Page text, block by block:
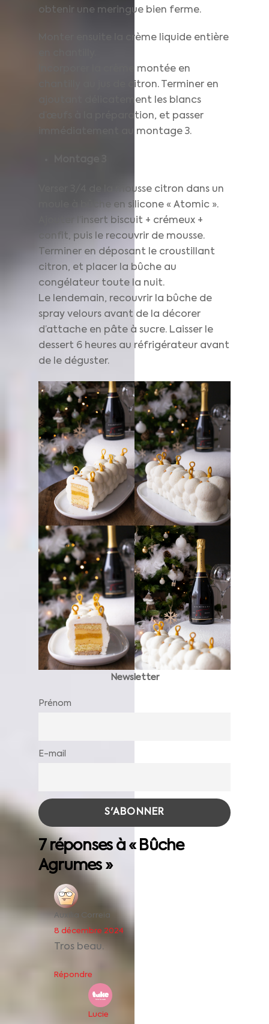
obtenir une meringue bien ferme.
Monter ensuite la crème liquide entière
Incorporer la crème montée en
chantilly au jus de citron. Terminer en
ajoutant délicatement les blancs
d’œufs à la préparation, et passer
immédiatement au montage 3.
Verser 3/4 de la mousse citron dans un
moule à bûche en silicone « Atomic ».
Ajouter l’insert biscuit + crémeux +
confit, puis le recouvrir de mousse.
Terminer en déposant le croustillant
citron, et placer la bûche au
congélateur toute la nuit.
Le lendemain, recouvrir la bûche de
spray velours avant de la décorer
d’attache en pâte à sucre. Laisser le
dessert 6 heures au réfrigérateur avant
de le déguster.
Newsletter
Prénom
E-mail
7 réponses à « Bûche
Agrumes »
Auxilia Correia
8 décembre 2024
Tros beau.
Répondre
Lucie